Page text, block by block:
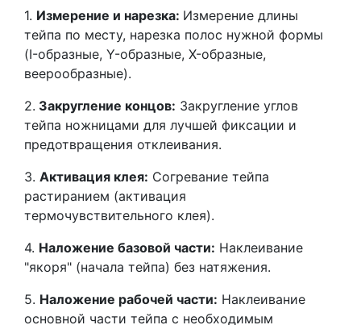
1. Измерение и нарезка: Измерение длины
тейпа по месту, нарезка полос нужной формы
(I-образные, Y-образные, X-образные,
веерообразные).
2. Закругление концов: Закругление углов
тейпа ножницами для лучшей фиксации и
предотвращения отклеивания.
3. Активация клея: Согревание тейпа
растиранием (активация
термочувствительного клея).
4. Наложение базовой части: Наклеивание
"якоря" (начала тейпа) без натяжения.
5. Наложение рабочей части: Наклеивание
основной части тейпа с необходимым